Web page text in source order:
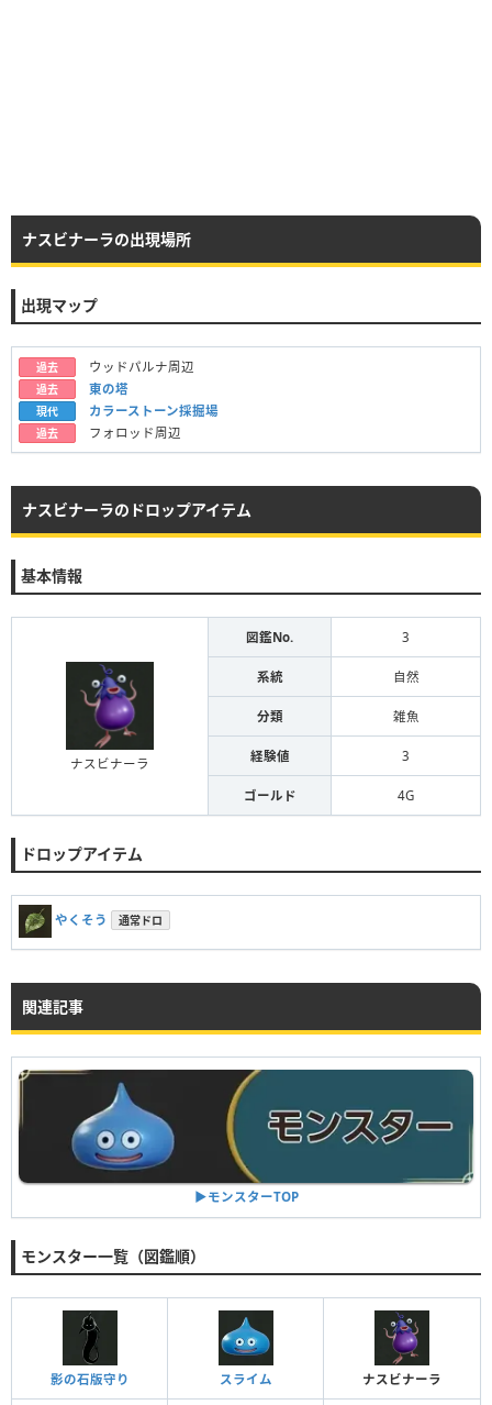
ナスビナーラの出現場所
出現マップ
過去 ウッドパルナ周辺
過去 東の塔
現代 カラーストーン採掘場
過去 フォロッド周辺
ナスビナーラのドロップアイテム
基本情報
ナスビナーラ
図鑑No. 3
系統 自然
分類 雑魚
経験値 3
ゴールド 4G
ドロップアイテム
やくそう 通常ドロ
関連記事
▶︎モンスターTOP
モンスター一覧（図鑑順）
影の石版守り スライム ナスビナーラ